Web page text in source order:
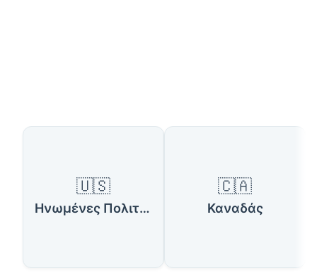
Διαθέσιμες Χώρες
🇺🇸
Ηνωμένες Πολιτείες Αμερικής
🇨🇦
Καναδάς